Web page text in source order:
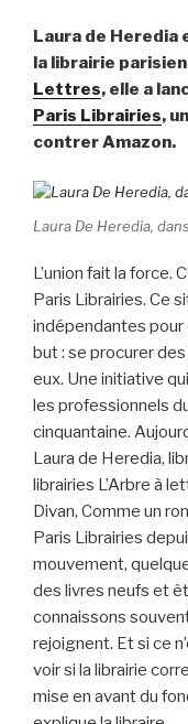
Laura de Heredia
la librairie
Lettres, elle a
Paris Librairies,
contrer Amazon.
Laura De Heredia,
L’union fait la force.
Paris Librairies. Ce
indépendantes pour
but : se procurer
eux. Une initiative
les professionnels
cinquantaine.
Laura de Heredia,
librairies L’Arbre à
Divan, Comme un
Paris Librairies
mouvement,
des livres neufs et
connaissons
rejoignent. Et si ce
voir si la librairie
mise en avant du